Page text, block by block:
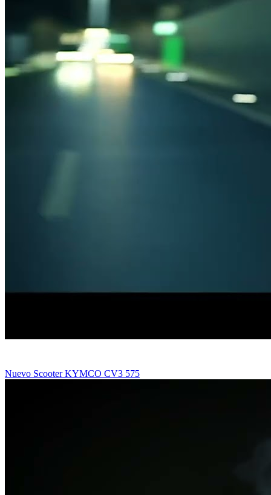
Nuevo Scooter KYMCO CV3 575